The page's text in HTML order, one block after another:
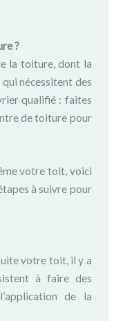
?
la toiture, dont la
nécessitent des
qualifié : faites
de toiture pour
votre toit, voici
à suivre pour
votre toit, il y a
à faire des
de la